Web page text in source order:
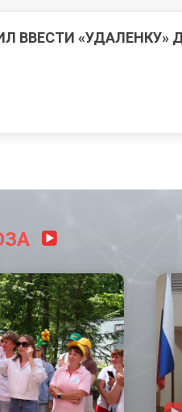
ВВЕСТИ